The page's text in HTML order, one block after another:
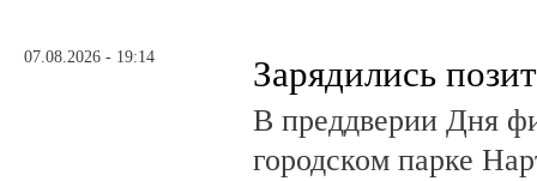
07.08.2026 - 19:14 Зарядились
В преддверии Дня
городском парке